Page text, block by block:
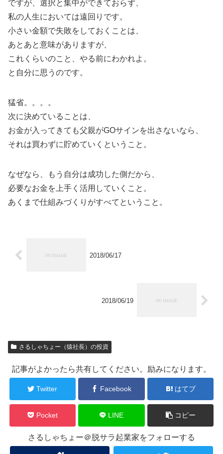
ですが、選択と集中ができておらず、
私の人生においては遠回りです。
小さい金額で失敗をしておくことは、
あとあと意味がありますが、
これくらいのこと、やる前にわかれよ。
と自分に思うのです。
猛省。。。。
次に決めていることは、
お金が入ってきても父親がGOサインを出さないなら、
それは買わずに貯めていくということ。
なぜなら、もう自分は成功した側だから、
必要なお金を上手く活用していくこと。
あくまで仕組みづくりがすべてということ。
2018/06/17
2018/06/19
さるしゃちょー（猿社長）の投資
記事がよかったら共有してください。励みになります。
Twitter Facebook はてブ
Pocket LINE コピー
さるしゃちょー＠脱サラ起業家をフォローする